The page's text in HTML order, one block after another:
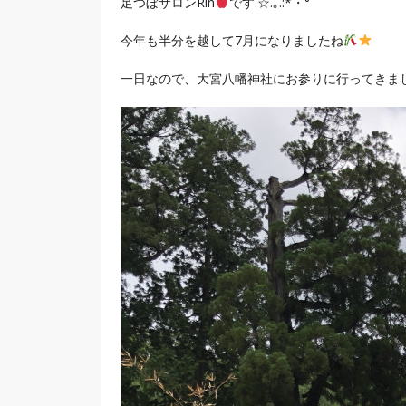
今年も半分を越して7月になりましたね
一日なので、大宮八幡神社にお参りに行ってきま